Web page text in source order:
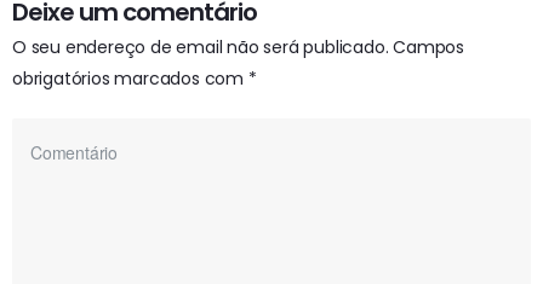
Deixe um comentário
O seu endereço de email não será publicado. Campos
obrigatórios marcados com *